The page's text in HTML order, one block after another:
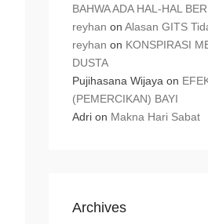
BAHWA ADA HAL-HAL
reyhan on Alasan GITS
reyhan on KONSPIRASI
DUSTA
Pujihasana Wijaya on
(PEMERCIKAN) BAYI
Adri on Makna Hari Sabat
Archives